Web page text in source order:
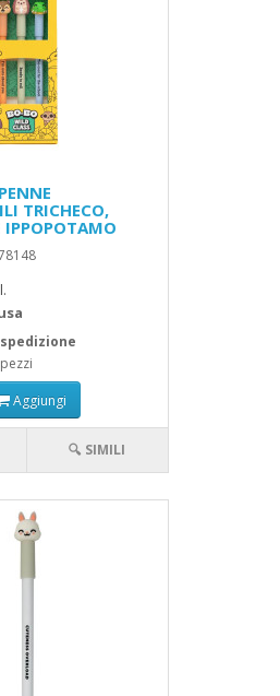
TRICHECO,
IPPOPOTAMO
pezzi
Aggiungi
🔍 SIMILI